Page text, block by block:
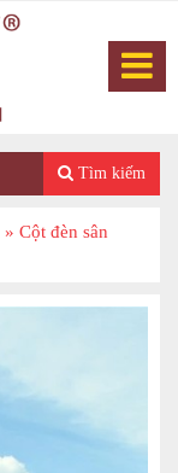
Tìm kiếm
» Cột đèn sân